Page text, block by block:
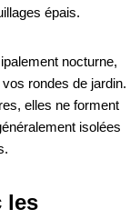
épais.
nocturne,
rondes de jardin.
elles ne forment
isolées
les